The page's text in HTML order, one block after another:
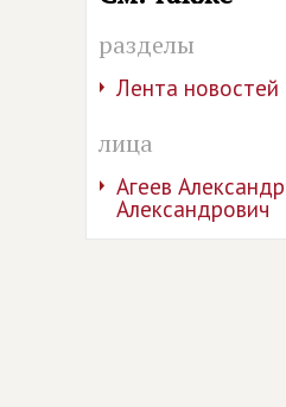
разделы
Лента новостей
лица
Агеев Александр
Александрович